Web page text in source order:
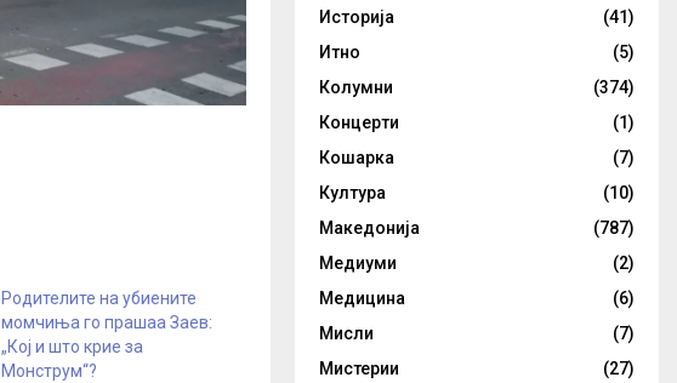
Родителите на убиените
момчиња го прашаа Заев:
„Кој и што крие за
Монструм“?
Историја
(41)
Итно
(5)
Колумни
(374)
Концерти
(1)
Кошарка
(7)
Култура
(10)
Македонија
(787)
Медиуми
(2)
Медицина
(6)
Мисли
(7)
Мистерии
(27)